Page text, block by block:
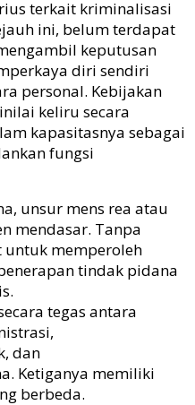
terkait kriminalisasi
ini, belum terdapat
keputusan
diri sendiri
personal. Kebijakan
keliru secara
kapasitasnya sebagai
fungsi
unsur mens rea atau
mendasar. Tanpa
memperoleh
tindak pidana
tegas antara
dan
Ketiganya memiliki
berbeda.